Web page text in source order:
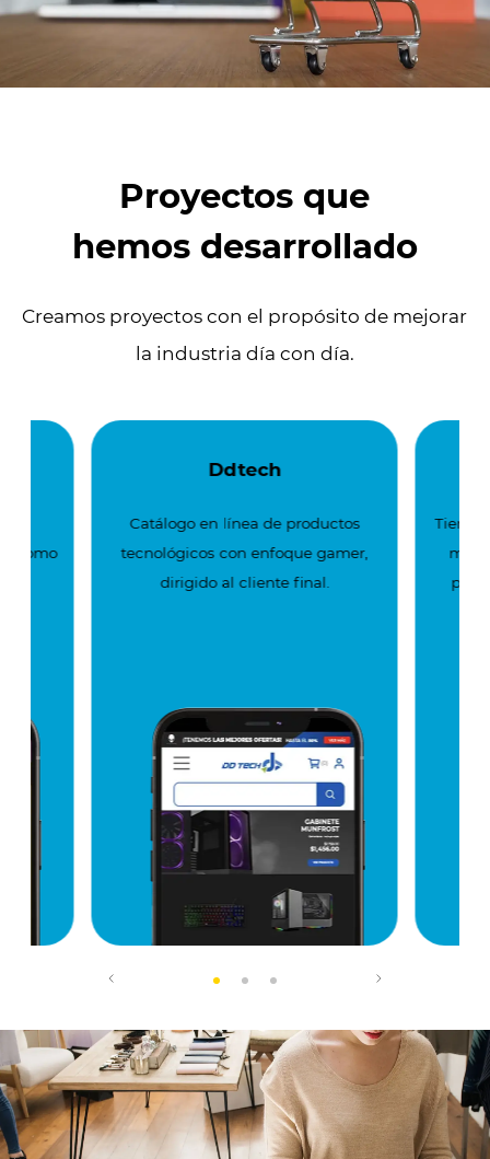
Proyectos que
hemos desarrollado
Creamos proyectos con el propósito de mejorar
la industria día con día.
como
Ddtech
Catálogo en línea de productos
tecnológicos con enfoque gamer,
dirigido al cliente final.
Tienda
más,